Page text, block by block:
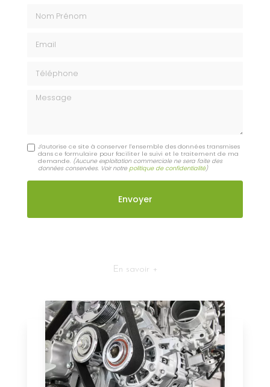
Message
J'autorise ce site à conserver l'ensemble des données transmises
dans ce formulaire pour faciliter le suivi et le traitement de ma
demande. (Aucune exploitation commerciale ne sera faite des
données conservées. Voir notrepolitique de confidentialité)
En savoir +